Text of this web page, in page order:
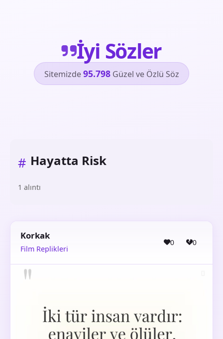
İyi Sözler
Sitemizde95.798Güzel ve Özlü Söz
# Hayatta Risk
1 alıntı
Korkak
Film Replikleri
0 0